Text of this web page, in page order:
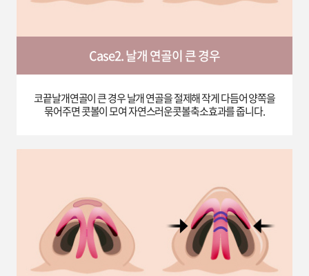
Case2. 날개 연골이 큰 경우
코끝날개연골이 큰 경우 날개 연골을 절제해 작게 다듬어 양쪽을
묶어주면 콧볼이 모여 자연스러운콧볼축소효과를 줍니다.